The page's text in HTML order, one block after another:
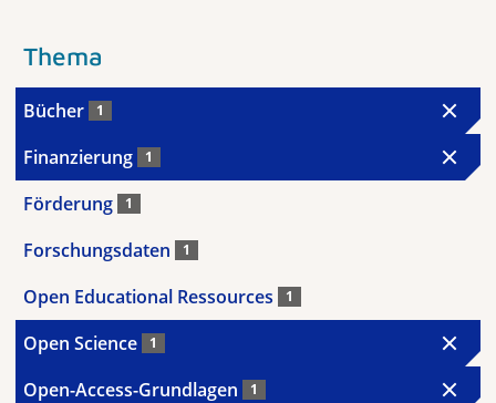
Thema
Bücher 1
Finanzierung 1
Förderung 1
Forschungsdaten 1
Open Educational Ressources 1
Open Science 1
Open-Access-Grundlagen 1